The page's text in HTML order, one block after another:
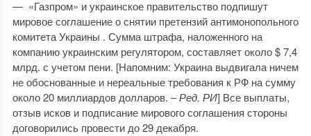
— «Газпром» и украинское правительство подпишут
мировое соглашение о снятии претензий антимонопольного
комитета Украины . Сумма штрафа, наложенного на
компанию украинским регулятором, составляет около $ 7,4
млрд. с учетом пени. [Напомним: Украина выдвигала ничем
не обоснованные и нереальные требования к РФ на сумму
около 20 миллиардов долларов. ‒Ред. РИ] Все выплаты,
отзыв исков и подписание мирового соглашения стороны
договорились провести до 29 декабря.